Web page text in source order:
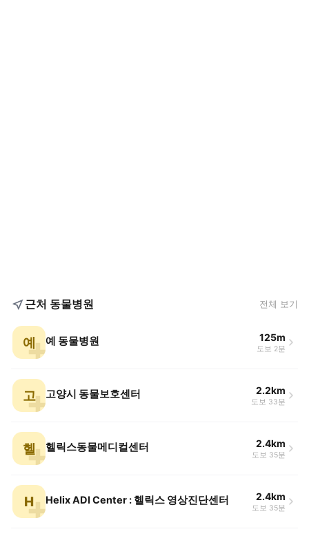
근처 동물병원 전체 보기
예 예 동물병원 125m
도보 2분
고 고양시 동물보호센터 2.2km
도보 33분
헬 헬릭스동물메디컬센터 2.4km
도보 35분
H Helix ADI Center : 헬릭스 영상진단센터 2.4km
도보 35분